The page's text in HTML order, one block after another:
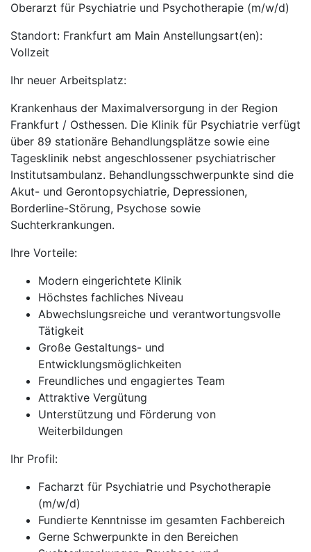
Oberarzt für Psychiatrie und Psychotherapie (m/w/d)
Standort: Frankfurt am Main Anstellungsart(en):
Vollzeit
Ihr neuer Arbeitsplatz:
Krankenhaus der Maximalversorgung in der Region
Frankfurt / Osthessen. Die Klinik für Psychiatrie verfügt
über 89 stationäre Behandlungsplätze sowie eine
Tagesklinik nebst angeschlossener psychiatrischer
Institutsambulanz. Behandlungsschwerpunkte sind die
Akut- und Gerontopsychiatrie, Depressionen,
Borderline-Störung, Psychose sowie
Suchterkrankungen.
Ihre Vorteile:
Modern eingerichtete Klinik
Höchstes fachliches Niveau
Abwechslungsreiche und verantwortungsvolle
Tätigkeit
Große Gestaltungs- und
Entwicklungsmöglichkeiten
Freundliches und engagiertes Team
Attraktive Vergütung
Unterstützung und Förderung von
Weiterbildungen
Ihr Profil:
Facharzt für Psychiatrie und Psychotherapie
(m/w/d)
Fundierte Kenntnisse im gesamten Fachbereich
Gerne Schwerpunkte in den Bereichen